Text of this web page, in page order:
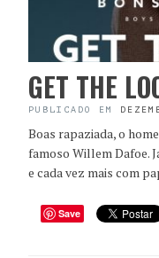
GET THE
PUBLICADO EM
Boas rapaziada, o
famoso Willem Dafoe.
e cada vez mais com
Save